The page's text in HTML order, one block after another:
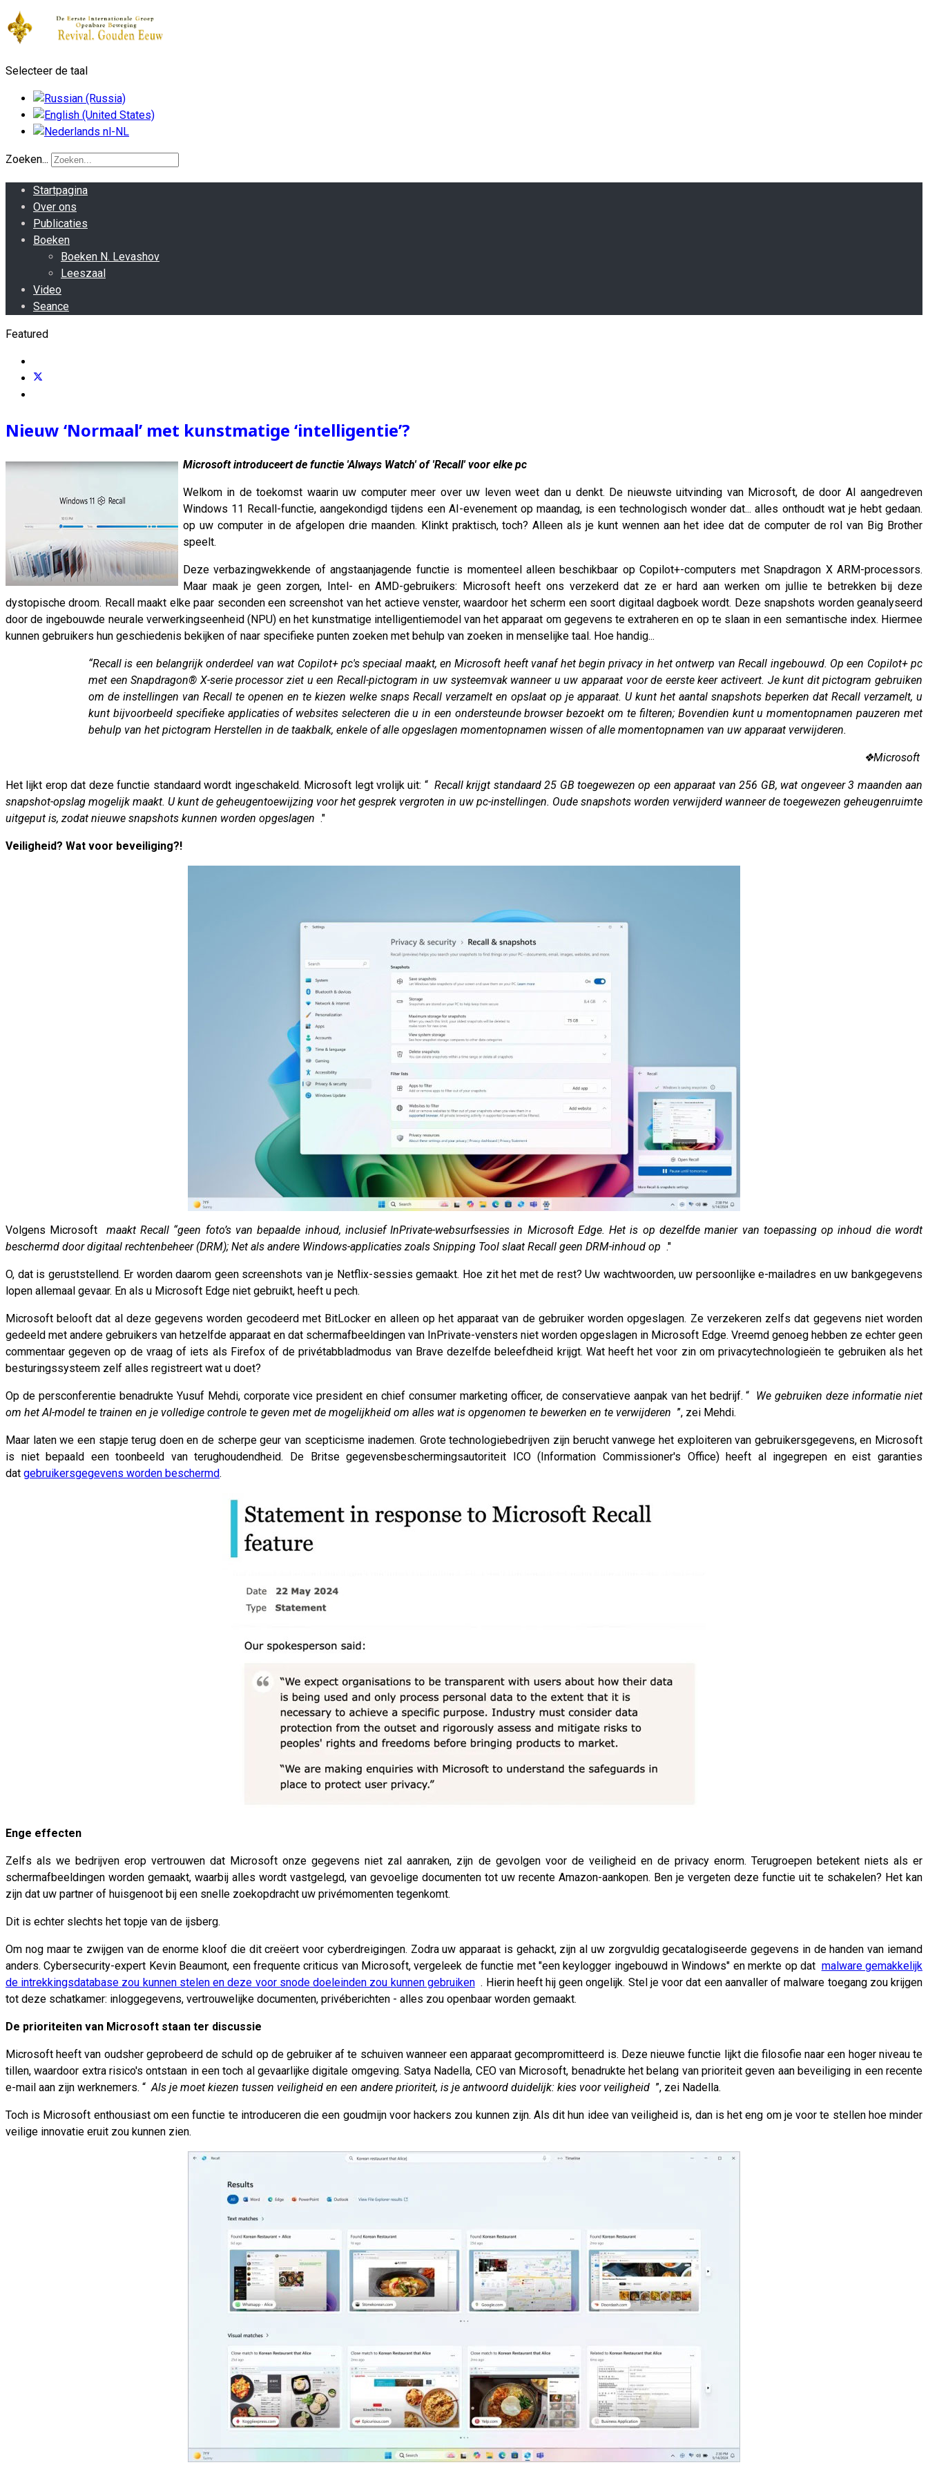
Selecteer de taal
Zoeken...
Startpagina
Over ons
Publicaties
Boeken
Boeken N. Levashov
Leeszaal
Video
Seance
Featured
Nieuw ‘Normaal’ met kunstmatige ‘intelligentie’?
Microsoft introduceert de functie 'Always Watch' of 'Recall' voor elke pc
Welkom in de toekomst waarin uw computer meer over uw leven weet dan u denkt. De nieuwste uitvinding van Microsoft, de door AI aangedreven
Windows 11 Recall-functie, aangekondigd tijdens een AI-evenement op maandag, is een technologisch wonder dat... alles onthoudt wat je hebt gedaan.
op uw computer in de afgelopen drie maanden. Klinkt praktisch, toch? Alleen als je kunt wennen aan het idee dat de computer de rol van Big Brother
speelt.
Deze verbazingwekkende of angstaanjagende functie is momenteel alleen beschikbaar op Copilot+-computers met Snapdragon X ARM-processors.
Maar maak je geen zorgen, Intel- en AMD-gebruikers: Microsoft heeft ons verzekerd dat ze er hard aan werken om jullie te betrekken bij deze
dystopische droom. Recall maakt elke paar seconden een screenshot van het actieve venster, waardoor het scherm een ​​soort digitaal dagboek wordt. Deze snapshots worden geanalyseerd
door de ingebouwde neurale verwerkingseenheid (NPU) en het kunstmatige intelligentiemodel van het apparaat om gegevens te extraheren en op te slaan in een semantische index. Hiermee
kunnen gebruikers hun geschiedenis bekijken of naar specifieke punten zoeken met behulp van zoeken in menselijke taal. Hoe handig...
“Recall is een belangrijk onderdeel van wat Copilot+ pc's speciaal maakt, en Microsoft heeft vanaf het begin privacy in het ontwerp van Recall ingebouwd. Op een Copilot+ pc
met een Snapdragon® X-serie processor ziet u een Recall-pictogram in uw systeemvak wanneer u uw apparaat voor de eerste keer activeert. Je kunt dit pictogram gebruiken
om de instellingen van Recall te openen en te kiezen welke snaps Recall verzamelt en opslaat op je apparaat. U kunt het aantal snapshots beperken dat Recall verzamelt, u
kunt bijvoorbeeld specifieke applicaties of websites selecteren die u in een ondersteunde browser bezoekt om te filteren; Bovendien kunt u momentopnamen pauzeren met
behulp van het pictogram Herstellen in de taakbalk, enkele of alle opgeslagen momentopnamen wissen of alle momentopnamen van uw apparaat verwijderen.
❖Microsoft ​
Het lijkt erop dat deze functie standaard wordt ingeschakeld. Microsoft legt vrolijk uit: “ Recall krijgt standaard 25 GB toegewezen op een apparaat van 256 GB, wat ongeveer 3 maanden aan
snapshot-opslag mogelijk maakt. U kunt de geheugentoewijzing voor het gesprek vergroten in uw pc-instellingen. Oude snapshots worden verwijderd wanneer de toegewezen geheugenruimte
uitgeput is, zodat nieuwe snapshots kunnen worden opgeslagen ."
Veiligheid? Wat voor beveiliging?!
Volgens Microsoft maakt Recall “geen foto’s van bepaalde inhoud, inclusief InPrivate-websurfsessies in Microsoft Edge. Het is op dezelfde manier van toepassing op inhoud die wordt
beschermd door digitaal rechtenbeheer (DRM); Net als andere Windows-applicaties zoals Snipping Tool slaat Recall geen DRM-inhoud op ."
O, dat is geruststellend. Er worden daarom geen screenshots van je Netflix-sessies gemaakt. Hoe zit het met de rest? Uw wachtwoorden, uw persoonlijke e-mailadres en uw bankgegevens
lopen allemaal gevaar. En als u Microsoft Edge niet gebruikt, heeft u pech.
Microsoft belooft dat al deze gegevens worden gecodeerd met BitLocker en alleen op het apparaat van de gebruiker worden opgeslagen. Ze verzekeren zelfs dat gegevens niet worden
gedeeld met andere gebruikers van hetzelfde apparaat en dat schermafbeeldingen van InPrivate-vensters niet worden opgeslagen in Microsoft Edge. Vreemd genoeg hebben ze echter geen
commentaar gegeven op de vraag of iets als Firefox of de privétabbladmodus van Brave dezelfde beleefdheid krijgt. Wat heeft het voor zin om privacytechnologieën te gebruiken als het
besturingssysteem zelf alles registreert wat u doet?
Op de persconferentie benadrukte Yusuf Mehdi, corporate vice president en chief consumer marketing officer, de conservatieve aanpak van het bedrijf. “ We gebruiken deze informatie niet
om het AI-model te trainen en je volledige controle te geven met de mogelijkheid om alles wat is opgenomen te bewerken en te verwijderen ”, zei Mehdi.
Maar laten we een stapje terug doen en de scherpe geur van scepticisme inademen. Grote technologiebedrijven zijn berucht vanwege het exploiteren van gebruikersgegevens, en Microsoft
is niet bepaald een toonbeeld van terughoudendheid. De Britse gegevensbeschermingsautoriteit ICO (Information Commissioner's Office) heeft al ingegrepen en eist garanties
dat gebruikersgegevens worden beschermd.
Enge effecten
Zelfs als we bedrijven erop vertrouwen dat Microsoft onze gegevens niet zal aanraken, zijn de gevolgen voor de veiligheid en de privacy enorm. Terugroepen betekent niets als er
schermafbeeldingen worden gemaakt, waarbij alles wordt vastgelegd, van gevoelige documenten tot uw recente Amazon-aankopen. Ben je vergeten deze functie uit te schakelen? Het kan
zijn dat uw partner of huisgenoot bij een snelle zoekopdracht uw privémomenten tegenkomt.
Dit is echter slechts het topje van de ijsberg.
Om nog maar te zwijgen van de enorme kloof die dit creëert voor cyberdreigingen. Zodra uw apparaat is gehackt, zijn al uw zorgvuldig gecatalogiseerde gegevens in de handen van iemand
anders. Cybersecurity-expert Kevin Beaumont, een frequente criticus van Microsoft, vergeleek de functie met "een keylogger ingebouwd in Windows" en merkte op dat malware gemakkelijk
de intrekkingsdatabase zou kunnen stelen en deze voor snode doeleinden zou kunnen gebruiken. Hierin heeft hij geen ongelijk. Stel je voor dat een aanvaller of malware toegang zou krijgen
tot deze schatkamer: inloggegevens, vertrouwelijke documenten, privéberichten - alles zou openbaar worden gemaakt.
De prioriteiten van Microsoft staan ​​ter discussie
Microsoft heeft van oudsher geprobeerd de schuld op de gebruiker af te schuiven wanneer een apparaat gecompromitteerd is. Deze nieuwe functie lijkt die filosofie naar een hoger niveau te
tillen, waardoor extra risico's ontstaan ​​in een toch al gevaarlijke digitale omgeving. Satya Nadella, CEO van Microsoft, benadrukte het belang van prioriteit geven aan beveiliging in een recente
e-mail aan zijn werknemers. “Als je moet kiezen tussen veiligheid en een andere prioriteit, is je antwoord duidelijk: kies voor veiligheid ”, zei Nadella.
Toch is Microsoft enthousiast om een ​​functie te introduceren die een goudmijn voor hackers zou kunnen zijn. Als dit hun idee van veiligheid is, dan is het eng om je voor te stellen hoe minder
veilige innovatie eruit zou kunnen zien.